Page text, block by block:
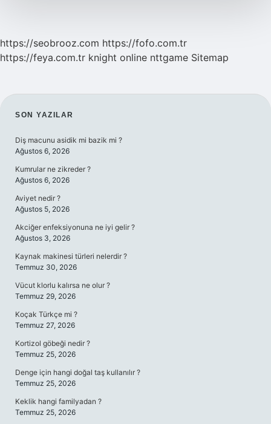
https://seobrooz.com https://fofo.com.tr
https://feya.com.tr knight online nttgame Sitemap
SIDEBAR
SON YAZILAR
Diş macunu asidik mi bazik mi ?
Ağustos 6, 2026
Kumrular ne zikreder ?
Ağustos 6, 2026
Aviyet nedir ?
Ağustos 5, 2026
Akciğer enfeksiyonuna ne iyi gelir ?
Ağustos 3, 2026
Kaynak makinesi türleri nelerdir ?
Temmuz 30, 2026
Vücut klorlu kalırsa ne olur ?
Temmuz 29, 2026
Koçak Türkçe mi ?
Temmuz 27, 2026
Kortizol göbeği nedir ?
Temmuz 25, 2026
Denge için hangi doğal taş kullanılır ?
Temmuz 25, 2026
Keklik hangi familyadan ?
Temmuz 25, 2026